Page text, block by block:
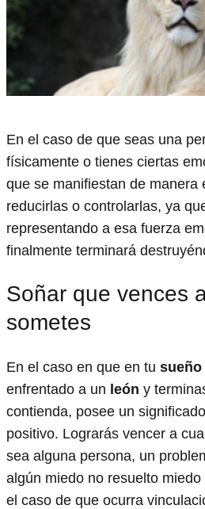
En el caso de que seas una
físicamente o tienes ciertas
que se manifiestan de manera
reducirlas o controlarlas, ya
representando a esa fuerza
finalmente terminará
Soñar que vences
sometes
En el caso en que en tu sueño
enfrentado a un león y
contienda, posee un
positivo. Lograrás vencer a
sea alguna persona, un
algún miedo no resuelto
el caso de que ocurra